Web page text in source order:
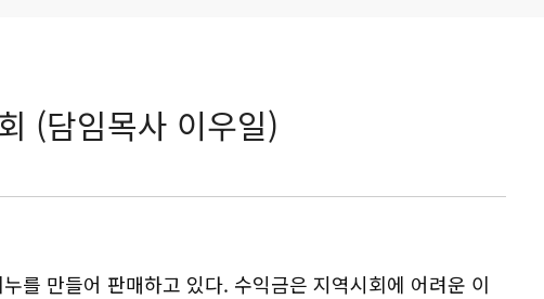
(담임목사 이우일)
를 만들어 판매하고 있다. 수익금은 지역시회에 어려운 이